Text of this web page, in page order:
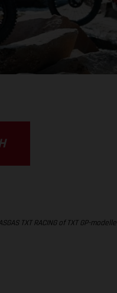
TXT RACING of TXT GP-